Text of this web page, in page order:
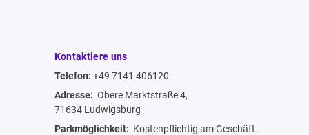
Kontaktiere uns
Telefon: +49 7141 406120
Adresse: Obere Marktstraße 4,
71634 Ludwigsburg
Parkmöglichkeit: Kostenpflichtig am Geschäft